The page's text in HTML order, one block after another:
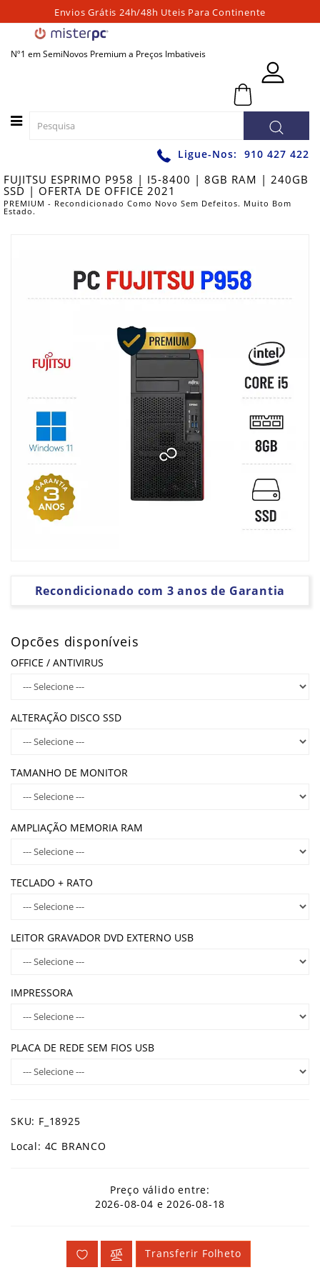
Envios Grátis 24h/48h Uteis Para Continente
Nº1 em SemiNovos Premium a Preços Imbativeis
Categorias
FIXOS
PARA
JOGOS
SOFTWARE
Ligue-Nos: 910 427 422
FUJITSU ESPRIMO P958 | I5-8400 | 8GB RAM | 240GB
SSD | OFERTA DE OFFICE 2021
PREMIUM - Recondicionado Como Novo Sem Defeitos. Muito Bom
Estado.
Recondicionado com 3 anos de Garantia
Opcões disponíveis
OFFICE / ANTIVIRUS
ALTERAÇÃO DISCO SSD
TAMANHO DE MONITOR
AMPLIAÇÃO MEMORIA RAM
TECLADO + RATO
LEITOR GRAVADOR DVD EXTERNO USB
IMPRESSORA
PLACA DE REDE SEM FIOS USB
SKU: F_18925
Local: 4C BRANCO
Preço válido entre:
2026-08-04 e 2026-08-18
Transferir Folheto